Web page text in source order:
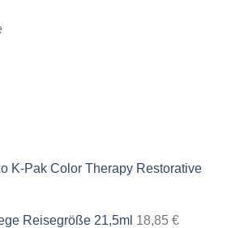
K-Pak Color Therapy Restorative
Reisegröße 21,5ml 18,85 €